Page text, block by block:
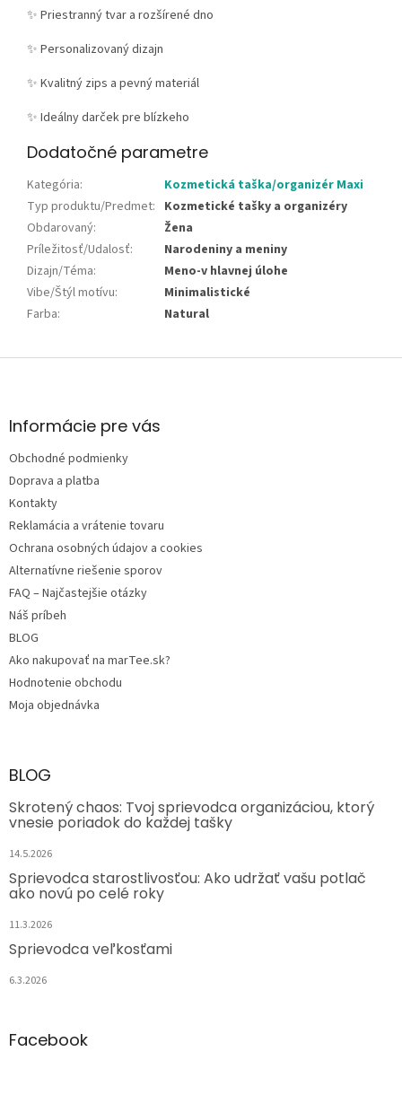
✨ Priestranný tvar a rozšírené dno
✨ Personalizovaný dizajn
✨ Kvalitný zips a pevný materiál
✨ Ideálny darček pre blízkeho
Dodatočné parametre
Kategória:
Kozmetická taška/organizér Maxi
Typ produktu/Predmet: Kozmetické tašky a organizéry
Obdarovaný:
Žena
Príležitosť/Udalosť:
Narodeniny a meniny
Dizajn/Téma:
Meno-v hlavnej úlohe
Vibe/Štýl motívu:
Minimalistické
Farba: Natural
Z
ä
e
Informácie pre vás
Obchodné podmienky
Doprava a platba
Kontakty
Reklamácia a vrátenie tovaru
Ochrana osobných údajov a cookies
Alternatívne riešenie sporov
FAQ – Najčastejšie otázky
Náš príbeh
BLOG
Ako nakupovať na marTee.sk?
Hodnotenie obchodu
Moja objednávka
BLOG
Skrotený chaos: Tvoj sprievodca organizáciou, ktorý
vnesie poriadok do každej tašky
14.5.2026
Sprievodca starostlivosťou: Ako udržať vašu potlač
ako novú po celé roky
11.3.2026
Sprievodca veľkosťami
6.3.2026
Facebook